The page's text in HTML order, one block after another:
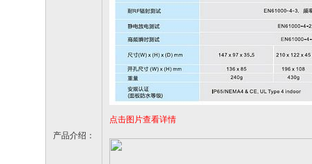
产品介绍：
点击图片查看详情